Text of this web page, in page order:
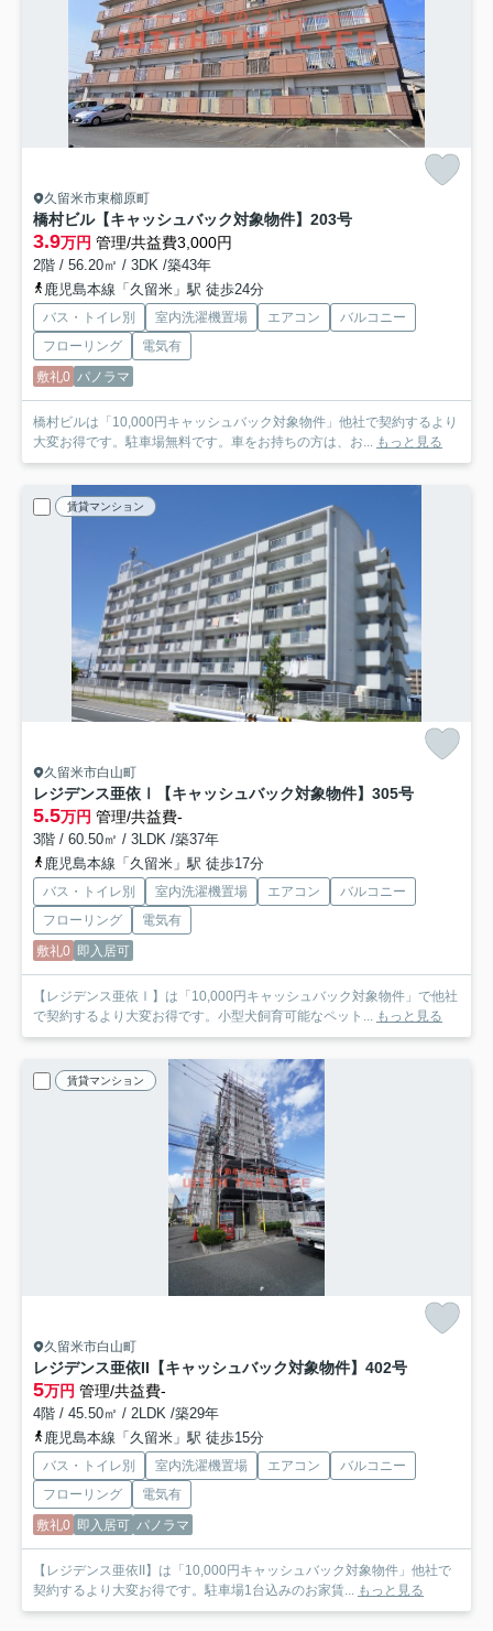
久留米市東櫛原町
橋村ビル【キャッシュバック対象物件】 203号
3.9万円 管理/共益費3,000円
2階 / 56.20㎡ / 3DK /築43年
鹿児島本線「久留米」駅 徒歩24分
バス・トイレ別 室内洗濯機置場 エアコン
バルコニー
フローリング
電気有
敷礼0 パノラマ
橋村ビルは「10,000円キャッシュバック対象物件」他社で契約するより
大変お得です。駐車場無料です。車をお持ちの方は、お... もっと見る
賃貸マンション
久留米市白山町
レジデンス亜依Ⅰ【キャッシュバック対象物件】 305号
5.5万円 管理/共益費-
3階 / 60.50㎡ / 3LDK /築37年
鹿児島本線「久留米」駅 徒歩17分
バス・トイレ別 室内洗濯機置場 エアコン
バルコニー
フローリング
電気有
敷礼0 即入居可
【レジデンス亜依Ⅰ】は「10,000円キャッシュバック対象物件」で他社
で契約するより大変お得です。小型犬飼育可能なペット... もっと見る
賃貸マンション
久留米市白山町
レジデンス亜依II【キャッシュバック対象物件】 402号
5万円 管理/共益費-
4階 / 45.50㎡ / 2LDK /築29年
鹿児島本線「久留米」駅 徒歩15分
バス・トイレ別 室内洗濯機置場 エアコン
バルコニー
フローリング
電気有
敷礼0 即入居可 パノラマ
【レジデンス亜依II】は「10,000円キャッシュバック対象物件」他社で
契約するより大変お得です。駐車場1台込みのお家賃... もっと見る